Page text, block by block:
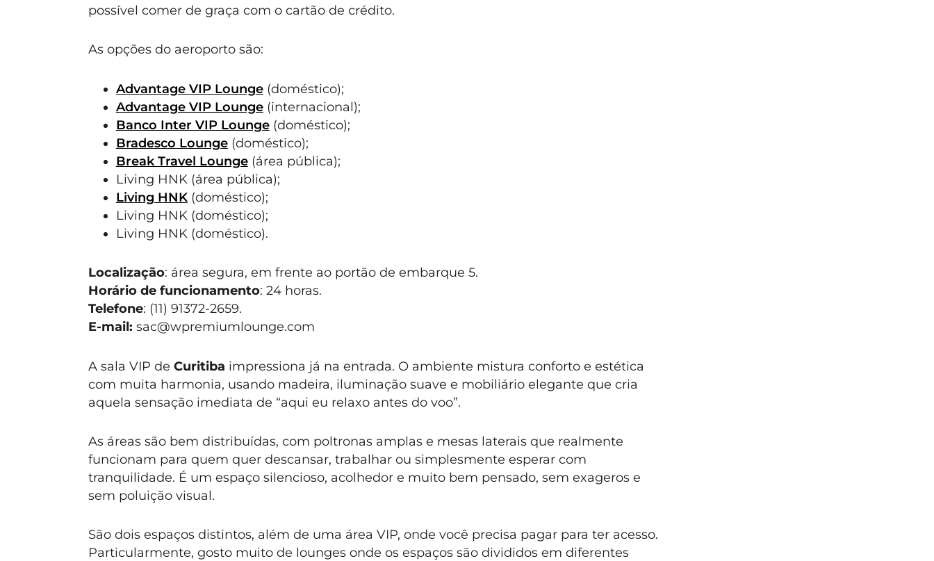
possível comer de graça com o cartão de crédito.
As opções do aeroporto são:
Advantage VIP Lounge(doméstico);
Advantage VIP Lounge(internacional);
Banco Inter VIP Lounge(doméstico);
Bradesco Lounge(doméstico);
Break Travel Lounge(área pública);
Living HNK (área pública);
Living HNK(doméstico);
Living HNK (doméstico);
Living HNK (doméstico).
Localização: área segura, em frente ao portão de embarque 5.
Horário de funcionamento: 24 horas.
Telefone: (11) 91372-2659.
E-mail: sac@wpremiumlounge.com
A sala VIP de Curitiba impressiona já na entrada. O ambiente mistura conforto e estética
com muita harmonia, usando madeira, iluminação suave e mobiliário elegante que cria
aquela sensação imediata de “aqui eu relaxo antes do voo”.
As áreas são bem distribuídas, com poltronas amplas e mesas laterais que realmente
funcionam para quem quer descansar, trabalhar ou simplesmente esperar com
tranquilidade. É um espaço silencioso, acolhedor e muito bem pensado, sem exageros e
sem poluição visual.
São dois espaços distintos, além de uma área VIP, onde você precisa pagar para ter acesso.
Particularmente, gosto muito de lounges onde os espaços são divididos em diferentes